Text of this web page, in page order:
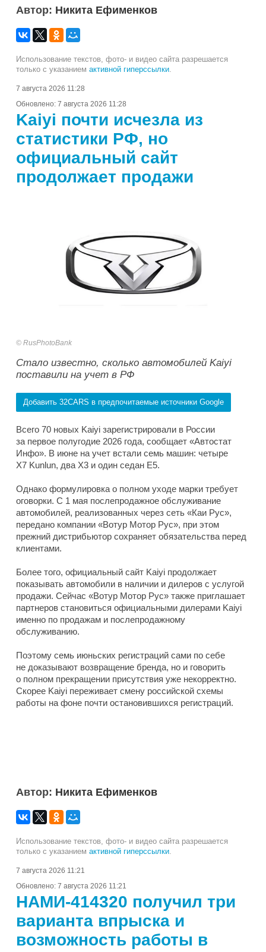
Автор: Никита Ефименков
Использование текстов, фото- и видео сайта разрешается
только с указанием активной гиперссылки.
7 августа 2026 11:28
Обновлено: 7 августа 2026 11:28
Kaiyi почти исчезла из
статистики РФ, но
официальный сайт
продолжает продажи
RusPhotoBank
Стало известно, сколько автомобилей Kaiyi
поставили на учет в РФ
Добавить 32CARS в предпочитаемые источники Google
Всего 70 новых Kaiyi зарегистрировали в России
за первое полугодие 2026 года, сообщает «Автостат
Инфо». В июне на учет встали семь машин: четыре
X7 Kunlun, два X3 и один седан E5.
Однако формулировка о полном уходе марки требует
оговорки. С 1 мая послепродажное обслуживание
автомобилей, реализованных через сеть «Каи Рус»,
передано компании «Вотур Мотор Рус», при этом
прежний дистрибьютор сохраняет обязательства перед
клиентами.
Более того, официальный сайт Kaiyi продолжает
показывать автомобили в наличии и дилеров с услугой
продажи. Сейчас «Вотур Мотор Рус» также приглашает
партнеров становиться официальными дилерами Kaiyi
именно по продажам и послепродажному
обслуживанию.
Поэтому семь июньских регистраций сами по себе
не доказывают возвращение бренда, но и говорить
о полном прекращении присутствия уже некорректно.
Скорее Kaiyi переживает смену российской схемы
работы на фоне почти остановившихся регистраций.
Автор: Никита Ефименков
Использование текстов, фото- и видео сайта разрешается
только с указанием активной гиперссылки.
7 августа 2026 11:21
Обновлено: 7 августа 2026 11:21
НАМИ-414320 получил три
варианта впрыска и
возможность работы в